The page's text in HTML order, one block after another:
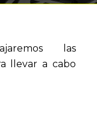
las
llevar a cabo